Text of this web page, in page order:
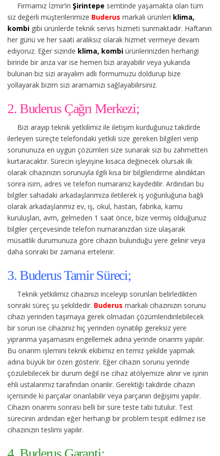
Firmamız İzmir’in Şirintepe semtinde yaşamakta olan tüm
siz değerli müşterilerimize Buderus markalı ürünleri klima,
kombi gibi ürünlerde teknik servis hizmeti sunmaktadır. Haftanın
her günü ve her saati aralıksız olarak hizmet vermeye devam
ediyoruz. Eğer sizinde klima, kombi ürünlerinizden herhangi
birinde bir arıza var ise hemen bizi arayabilir veya yukarıda
bulunan biz sizi arayalım adlı formumuzu doldurup bize
yollayarak bizim sizi aramamızı sağlayabilirsiniz.
2. Buderus Çağrı Merkezi;
Bizi arayıp teknik yetkilimiz ile iletişim kurduğunuz takdirde
ilerleyen süreçte telefondaki yetkili size gereken bilgileri verip
sorununuza en uygun çözümleri size sunarak sizi bu zahmetten
kurtaracaktır. Sürecin işleyişine kısaca değinecek olursak ilk
olarak cihazınızın sorunuyla ilgili kısa bir bilgilendirme alındıktan
sonra isim, adres ve telefon numaranız kaydedilir. Ardından bu
bilgiler sahadaki arkadaşlarımıza iletilerek iş yoğunluğuna bağlı
olarak arkadaşlarımız ev, iş, okul, hastan, fabrika, kamu
kuruluşları, avm, gelmeden 1 saat önce, bize vermiş olduğunuz
bilgiler çerçevesinde telefon numaranızdan size ulaşarak
müsaitlik durumunuza göre cihazın bulunduğu yere gelinir veya
daha sonraki bir zamana ertelenir.
3. Buderus Tamir Süreci;
Teknik yetkilimiz cihazınızı inceleyip sorunları belirledikten
sonraki süreç şu şekildedir. Buderus markalı cihazınızın sorunu
cihazı yerinden taşımaya gerek olmadan çözümlendirilebilecek
bir sorun ise cihazınız hiç yerinden oynatılıp gereksiz yere
yıpranma yaşamasını engellemek adına yerinde onarımı yapılır.
Bu onarım işlemini teknik ekibimiz en temiz şekilde yapmak
adına büyük bir özen gösterir. Eğer cihazın sorunu yerinde
çözülebilecek bir durum değil ise cihaz atölyemize alınır ve işinin
ehli ustalarımız tarafından onarılır. Gerektiği takdirde cihazın
içerisinde ki parçalar onarılabilir veya parçanın değişimi yapılır.
Cihazın onarımı sonrası belli bir süre teste tabi tutulur. Test
sürecinin ardından eğer herhangi bir problem tespit edilmez ise
cihazınızın teslimi yapılır.